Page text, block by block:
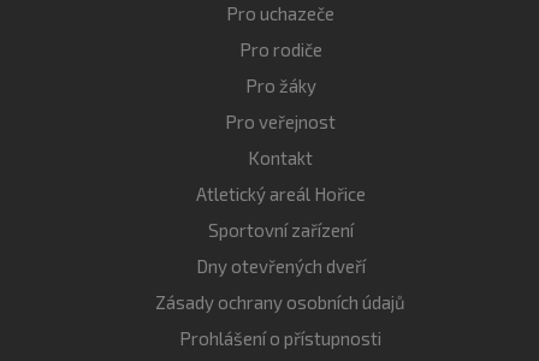
Pro uchazeče
Pro rodiče
Pro žáky
Pro veřejnost
Kontakt
Atletický areál Hořice
Sportovní zařízení
Dny otevřených dveří
Zásady ochrany osobních údajů
Prohlášení o přístupnosti